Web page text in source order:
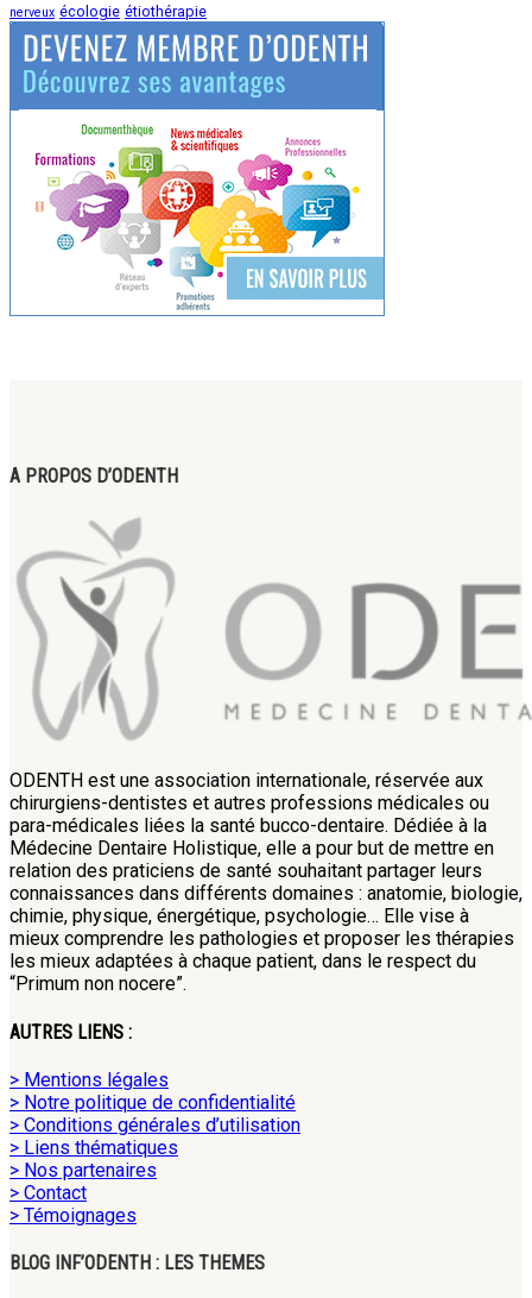
nerveux écologie étiothérapie
A PROPOS D’ODENTH
ODENTH est une association internationale, réservée aux
chirurgiens-dentistes et autres professions médicales ou
para-médicales liées la santé bucco-dentaire. Dédiée à la
Médecine Dentaire Holistique, elle a pour but de mettre en
relation des praticiens de santé souhaitant partager leurs
connaissances dans différents domaines : anatomie, biologie,
chimie, physique, énergétique, psychologie… Elle vise à
mieux comprendre les pathologies et proposer les thérapies
les mieux adaptées à chaque patient, dans le respect du
“Primum non nocere”.
AUTRES LIENS :
> Mentions légales
> Notre politique de confidentialité
> Conditions générales d’utilisation
> Liens thématiques
> Nos partenaires
> Contact
> Témoignages
BLOG INF’ODENTH : LES THEMES